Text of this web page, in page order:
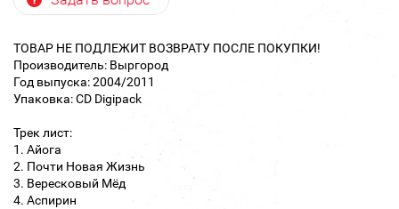
ТОВАР НЕ ПОДЛЕЖИТ ВОЗВРАТУ ПОСЛЕ ПОКУПКИ!
Производитель: Выргород
Год выпуска: 2004/2011
Упаковка: CD Digipack
Трек лист:
1. Айога
2. Почти Новая Жизнь
3. Вересковый Мёд
4. Аспирин